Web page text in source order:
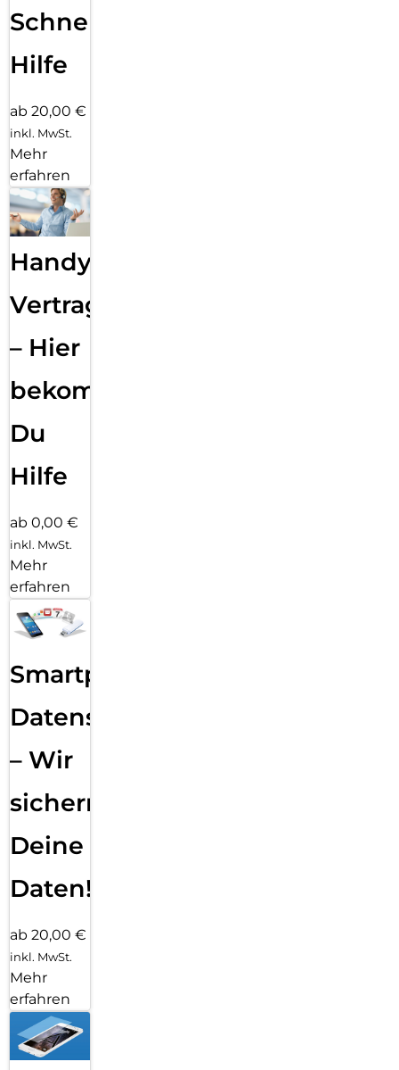
Schnelle
Hilfe
ab 20,00 €
inkl. MwSt.
Mehr
erfahren
Handy
Vertragsabwicklung
– Hier
bekommst
Du
Hilfe
ab 0,00 €
inkl. MwSt.
Mehr
erfahren
Smartphone
Datensicherung
– Wir
sichern
Deine
Daten!
ab 20,00 €
inkl. MwSt.
Mehr
erfahren